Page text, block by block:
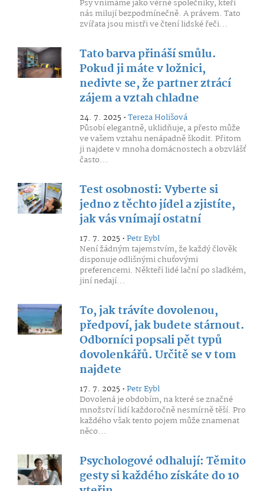
Psy vnímáme jako věrné společníky, kteří
nás milují bezpodmínečně. A právem. Tato
zvířata jsou mistři ve čtení lidské řeči...
Tato barva přináší smůlu.
Pokud ji máte v ložnici,
nedivte se, že partner ztrácí
zájem a vztah chladne
24. 7. 2025 •Tereza Holišová
Působí elegantně, uklidňuje, a přesto může
ve vašem vztahu nenápadně škodit. Přitom
ji najdete v mnoha domácnostech a obzvlášť
často...
Test osobnosti: Vyberte si
jedno z těchto jídel a zjistíte,
jak vás vnímají ostatní
17. 7. 2025 •Petr Eybl
Není žádným tajemstvím, že každý člověk
disponuje odlišnými chuťovými
preferencemi. Někteří lidé lační po sladkém,
jiní nedají...
To, jak trávíte dovolenou,
předpoví, jak budete stárnout.
Odborníci popsali pět typů
dovolenkářů. Určitě se v tom
najdete
17. 7. 2025 •Petr Eybl
Dovolená je obdobím, na které se značné
množství lidí každoročně nesmírně těší. Pro
každého však tento pojem může znamenat
něco...
Psychologové odhalují: Těmito
gesty si každého získáte do 10